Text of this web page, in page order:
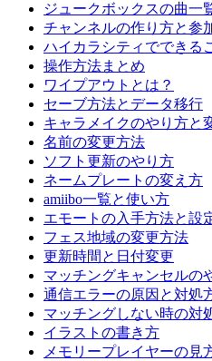
ジュークボックスの曲一
チャンネルの作り方と参
ハイカラシティでできる
操作方法まとめ
ワイプアウトとは？
セーブ方法とデータ移行
キャラメイクのやり方と
名前の変更方法
ソフト更新のやり方
ネームプレートの変え方
amiibo一覧と使い方
エモートの入手方法と設
フェス地域の変更方法
更新時間と日付変更
マッチングキャンセルの
通信エラーの原因と対処
マッチングしない時の対
イラストの書き方
メモリープレイヤーの見